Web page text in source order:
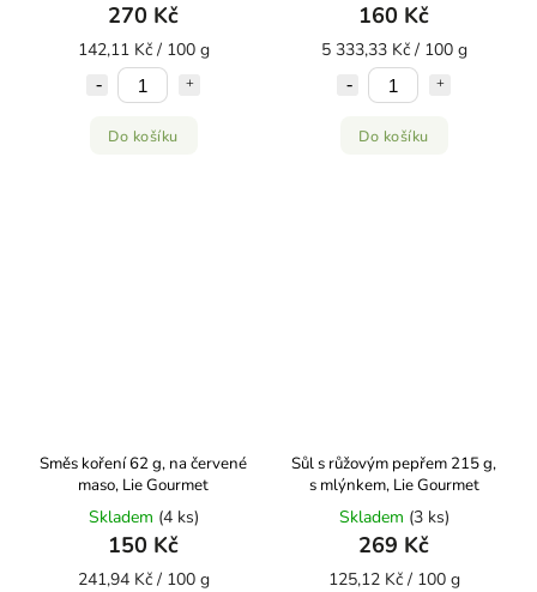
270 Kč
142,11 Kč / 100 g
Do košíku
160 Kč
5 333,33 Kč / 100 g
Do košíku
Směs koření 62 g, na červené
maso, Lie Gourmet
Skladem (4 ks)
150 Kč
241,94 Kč / 100 g
Sůl s růžovým pepřem 215 g,
s mlýnkem, Lie Gourmet
Skladem (3 ks)
269 Kč
125,12 Kč / 100 g